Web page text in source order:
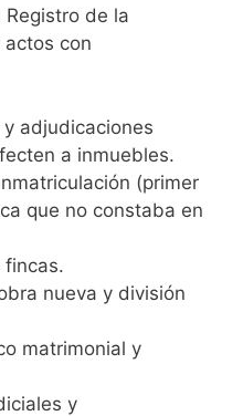
de la
con
adjudicaciones
a inmuebles.
(primer
que no constaba en
fincas.
nueva y división
matrimonial y
y